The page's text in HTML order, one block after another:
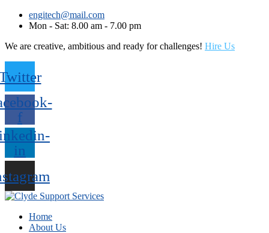
engitech@mail.com
Mon - Sat: 8.00 am - 7.00 pm
We are creative, ambitious and ready for challenges! Hire Us
f
in
Home
About Us